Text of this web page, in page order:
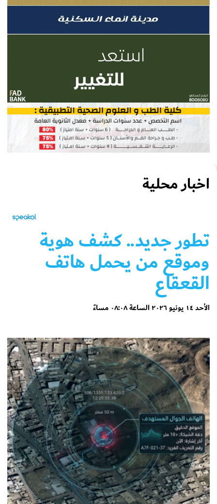
اخبار محلية
تطور جديد.. كشف هوية
وموقع من يحمل هاتف
القعقاع
الأحد ١٤ يونيو ٢٠٢٦ الساعة ٠٨:٠٨ مساءً